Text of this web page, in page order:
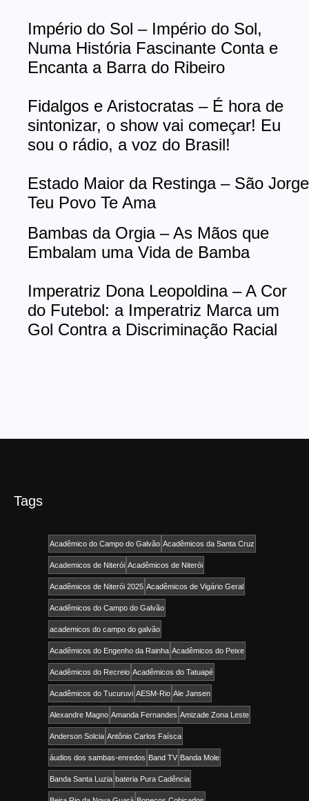
Império do Sol – Império do Sol,
Numa História Fascinante Conta e
Encanta a Barra do Ribeiro
Fidalgos e Aristocratas – É hora de
sintonizar, o show vai começar! Eu
sou o rádio, a voz do Brasil!
Estado Maior da Restinga – São Jorge
Teu Povo Te Ama
Bambas da Orgia – As Mãos que
Embalam uma Vida de Bamba
Imperatriz Dona Leopoldina – A Cor
do Futebol: a Imperatriz Marca um
Gol Contra a Discriminação Racial
Tags
Acadêmico do Campo do Galvão Acadêmicos da Santa Cruz
Academicos de Niterói Acadêmicos de Niterói
Acadêmicos de Niterói 2025 Acadêmicos de Vigário Geral
Acadêmicos do Campo do Galvão
academicos do campo do galvão
Acadêmicos do Engenho da Rainha Acadêmicos do Peixe
Acadêmicos do Recreio Acadêmicos do Tatuapé
Acadêmicos do Tucuruvi AESM-Rio Ale Jansen
Alexandre Magno Amanda Fernandes Amizade Zona Leste
Anderson Solcia Antônio Carlos Faísca
áudios dos sambas-enredos Band TV Banda Mole
Banda Santa Luzia bateria Pura Cadência